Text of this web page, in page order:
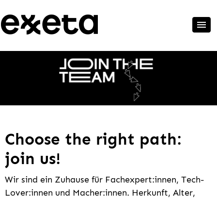
Choose the right path:
join us!
Wir sind ein Zuhause für Fachexpert:innen, Tech-
Lover:innen und Macher:innen. Herkunft, Alter,